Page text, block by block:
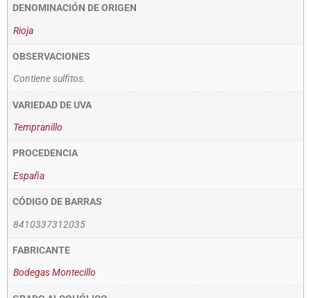
DENOMINACIÓN DE ORIGEN
Rioja
OBSERVACIONES
Contiene sulfitos.
VARIEDAD DE UVA
Tempranillo
PROCEDENCIA
España
CÓDIGO DE BARRAS
8410337312035
FABRICANTE
Bodegas Montecillo